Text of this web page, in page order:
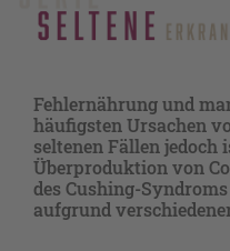
Fehlernährung und
häufigsten Ursachen
seltenen Fällen jedoch
Überproduktion von
des Cushing-
aufgrund